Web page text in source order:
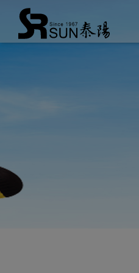
Panel de gestión de cookies